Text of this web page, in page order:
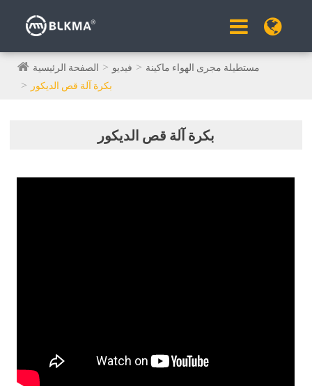
الصفحة الرئيسية فيديو
مستطيلة مجرى الهواء ماكينة
بكرة آلة قص الديكور
بكرة آلة قص الديكور